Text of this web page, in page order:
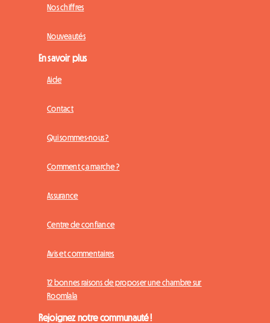
Nos chiffres
Nouveautés
En savoir plus
Aide
Contact
Qui sommes-nous ?
Comment ça marche ?
Assurance
Centre de confiance
Avis et commentaires
12 bonnes raisons de proposer une chambre sur
Roomlala
Rejoignez notre communauté !